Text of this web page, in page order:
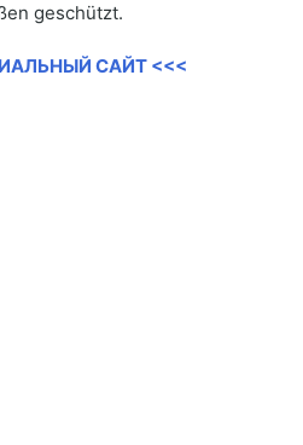
geschützt.
САЙТ <<<